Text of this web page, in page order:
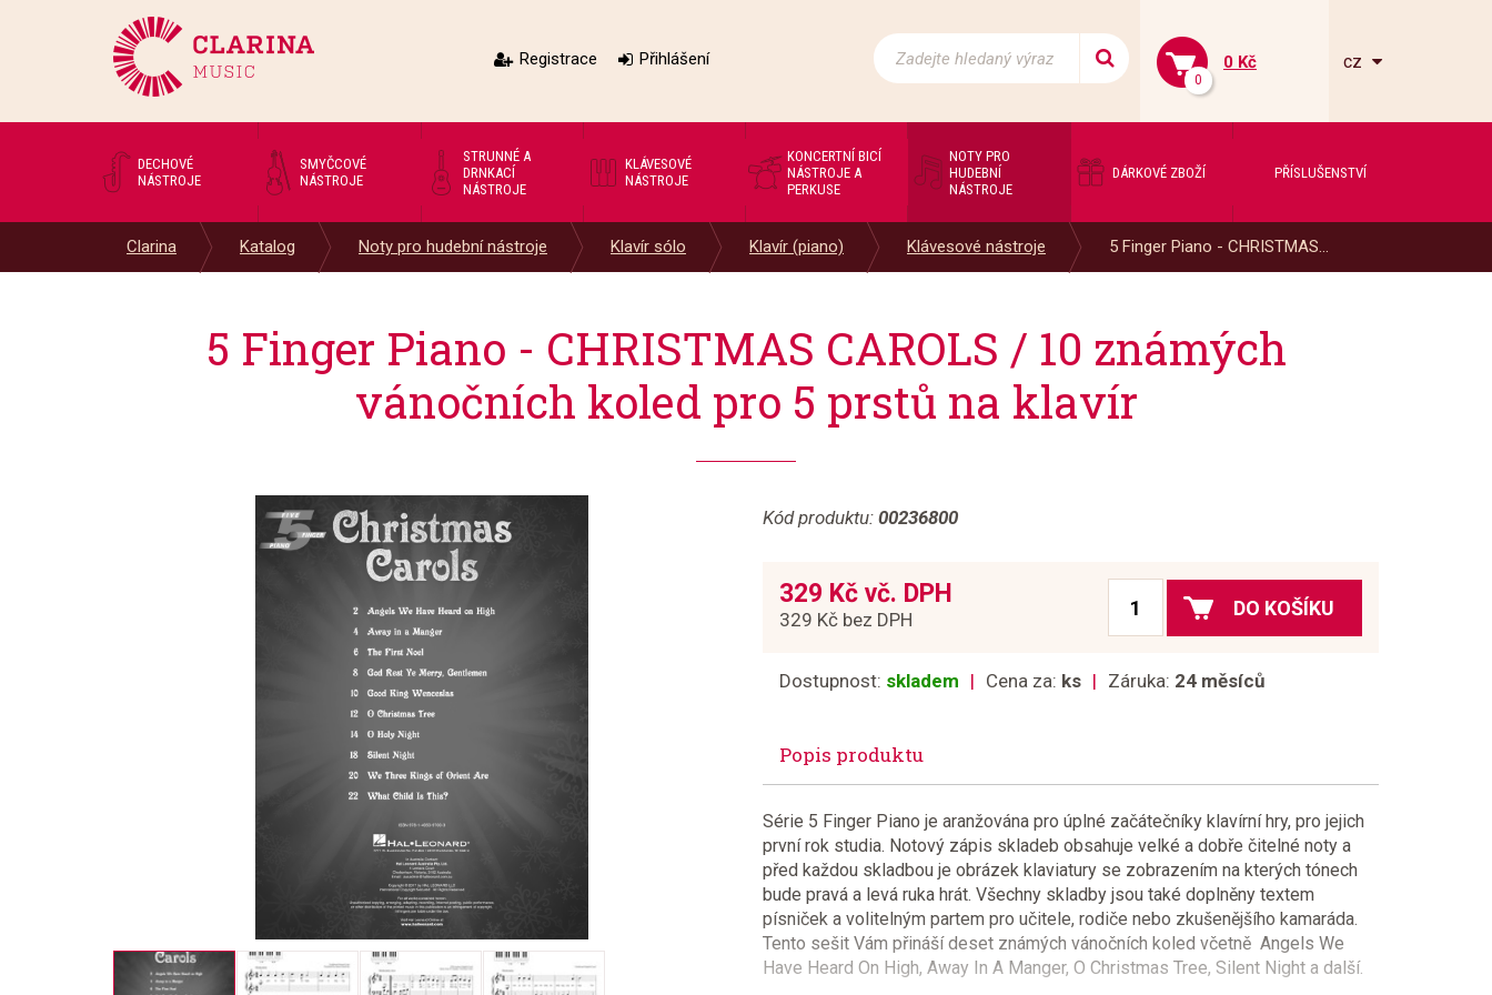
Registrace Přihlášení
0
0 Kč cz
DECHOVÉ
NÁSTROJE
SMYČCOVÉ
NÁSTROJE
STRUNNÉ A
DRNKACÍ
NÁSTROJE
KLÁVESOVÉ
NÁSTROJE
KONCERTNÍ BICÍ
NÁSTROJE A
PERKUSE
NOTY PRO
HUDEBNÍ
NÁSTROJE
DÁRKOVÉ ZBOŽÍ PŘÍSLUŠENSTVÍ
Clarina Katalog Noty pro hudební nástroje Klavír sólo Klavír (piano) Klávesové nástroje 5 Finger Piano - CHRISTMAS...
5 Finger Piano - CHRISTMAS CAROLS / 10 známých
vánočních koled pro 5 prstů na klavír
Kód produktu: 00236800
329 Kč vč. DPH
329 Kč bez DPH
DO KOŠÍKU
Dostupnost: skladem Cena za: ks Záruka: 24 měsíců
Popis produktu
Série 5 Finger Piano je aranžována pro úplné začátečníky klavírní hry, pro jejich
první rok studia. Notový zápis skladeb obsahuje velké a dobře čitelné noty a
před každou skladbou je obrázek klaviatury se zobrazením na kterých tónech
bude pravá a levá ruka hrát. Všechny skladby jsou také doplněny textem
písniček a volitelným partem pro učitele, rodiče nebo zkušenějšího kamaráda.
Tento sešit Vám přináší deset známých vánočních koled včetně Angels We
Have Heard On High, Away In A Manger, O Christmas Tree, Silent Night a další.